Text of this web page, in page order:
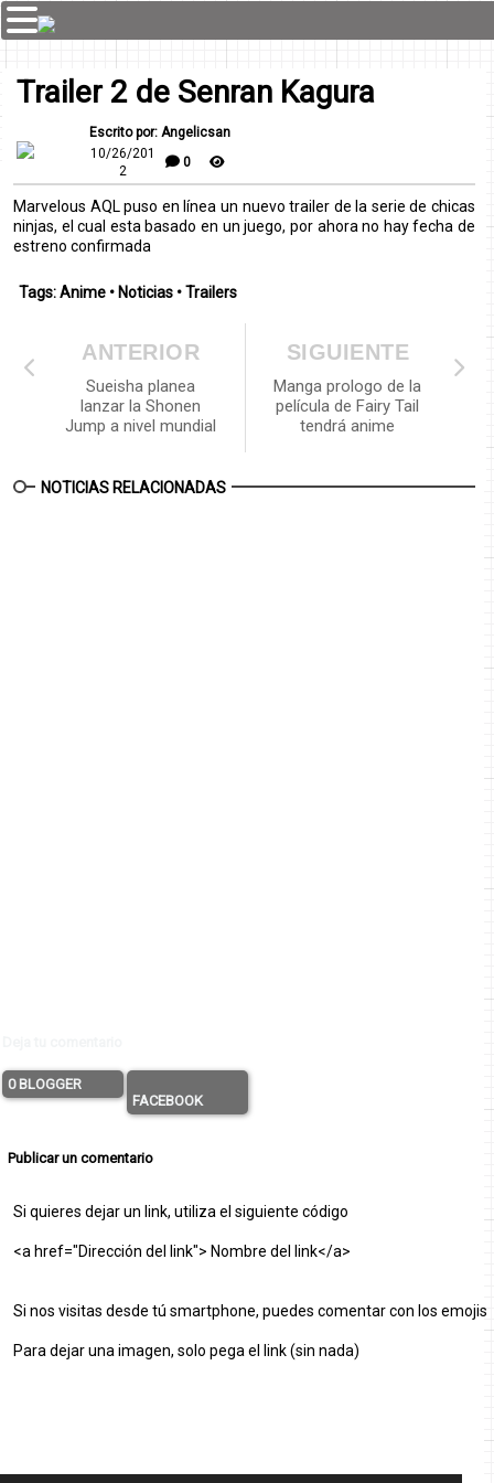
Trailer 2 de Senran Kagura
Escrito por: Angelicsan
10/26/201
2
0
Marvelous AQL puso en línea un nuevo trailer de la serie de chicas
ninjas, el cual esta basado en un juego, por ahora no hay fecha de
estreno confirmada
Tags:Anime • Noticias •Trailers
SIGUIENTE
Manga prologo de la
película de Fairy Tail
tendrá anime
ANTERIOR
Sueisha planea
lanzar la Shonen
Jump a nivel mundial
NOTICIAS RELACIONADAS
0 BLOGGER
FACEBOOK
Publicar un comentario
Si quieres dejar un link, utiliza el siguiente código
<a href="Dirección del link"> Nombre del link</a>
Si nos visitas desde tú smartphone, puedes comentar con los emojis
Para dejar una imagen, solo pega el link (sin nada)